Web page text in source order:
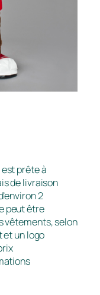
prête à
de livraison
2
peut être
vêtements, selon
un logo